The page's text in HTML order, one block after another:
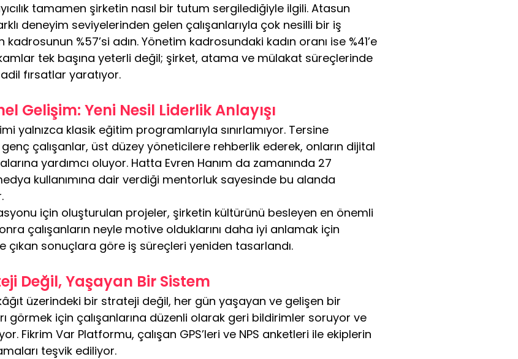
tamamen şirketin nasıl bir tutum sergilediğiyle ilgili. Atasun
deneyim seviyelerinden gelen çalışanlarıyla çok nesilli bir iş
%57’si adın. Yönetim kadrosundaki kadın oranı ise %41’e
tek başına yeterli değil; şirket, atama ve mülakat süreçlerinde
fırsatlar yaratıyor.
Gelişim: Yeni Nesil Liderlik Anlayışı
yalnızca klasik eğitim programlarıyla sınırlamıyor. Tersine
çalışanlar, üst düzey yöneticilere rehberlik ederek, onların dijital
yardımcı oluyor. Hatta Evren Hanım da zamanında 27
kullanımına dair verdiği mentorluk sayesinde bu alanda
için oluşturulan projeler, şirketin kültürünü besleyen en önemli
çalışanların neyle motive olduklarını daha iyi anlamak için
çıkan sonuçlara göre iş süreçleri yeniden tasarlandı.
Değil, Yaşayan Bir Sistem
üzerindeki bir strateji değil, her gün yaşayan ve gelişen bir
görmek için çalışanlarına düzenli olarak geri bildirimler soruyor ve
Fikrim Var Platformu, çalışan GPS’leri ve NPS anketleri ile ekiplerin
teşvik ediliyor.